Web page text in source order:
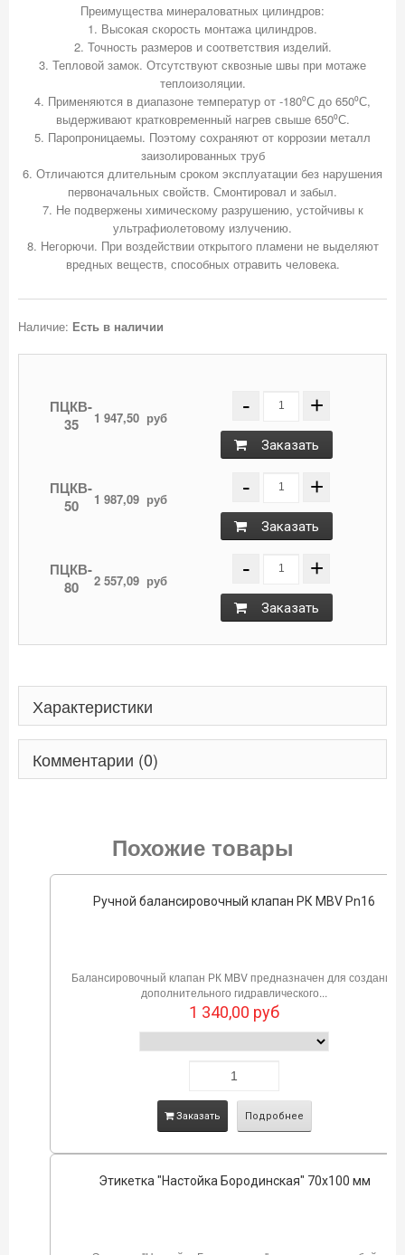
Преимущества минераловатных цилиндров:
1. Высокая скорость монтажа цилиндров.
2. Точность размеров и соответствия изделий.
3. Тепловой замок. Отсутствуют сквозные швы при мотаже
теплоизоляции.
4. Применяются в диапазоне температур от -180⁰С до 650⁰С,
выдерживают кратковременный нагрев свыше 650⁰С.
5. Паропроницаемы. Поэтому сохраняют от коррозии металл
заизолированных труб
6. Отличаются длительным сроком эксплуатации без нарушения
первоначальных свойств. Смонтировал и забыл.
7. Не подвержены химическому разрушению, устойчивы к
ультрафиолетовому излучению.
8. Негорючи. При воздействии открытого пламени не выделяют
Наличие: Есть в наличии
ПЦКВ-
35
1 947,50руб - +
Заказать
ПЦКВ-
50
1 987,09руб - +
Заказать
ПЦКВ-
80
2 557,09руб - +
Заказать
Характеристики
Комментарии (0)
Похожие товары
Ручной балансировочный клапан РК MBV Pn16
Балансировочный клапан РК MBV предназначен для создания
дополнительного гидравлического...
1 340,00 руб
Заказать Подробнее
Этикетка "Настойка Бородинская" 70х100 мм